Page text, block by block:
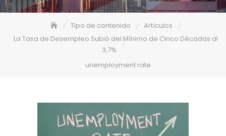
Tipo de contenido
Artículos
La Tasa de Desempleo Subió del Mínimo de Cinco Décadas al
3,7%
unemployment rate